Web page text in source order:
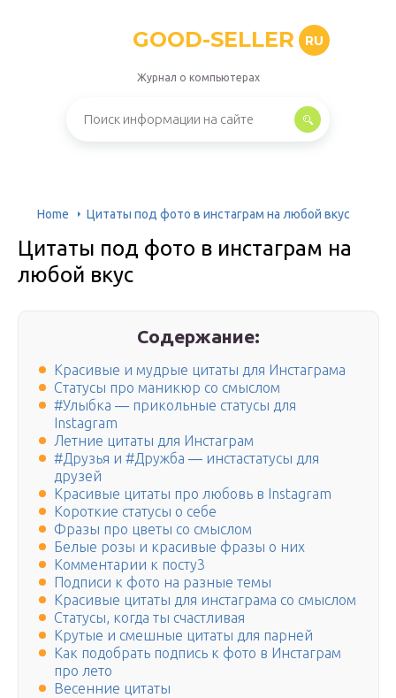
GOOD-SELLER RU
Журнал о компьютерах
Home Цитаты под фото в инстаграм на любой вкус
Цитаты под фото в инстаграм на
любой вкус
Содержание:
Красивые и мудрые цитаты для Инстаграма
Статусы про маникюр со смыслом
#Улыбка ― прикольные статусы для
Instagram
Летние цитаты для Инстаграм
#Друзья и #Дружба ― инстастатусы для
друзей
Красивые цитаты про любовь в Instagram
Короткие статусы о себе
Фразы про цветы со смыслом
Белые розы и красивые фразы о них
Комментарии к посту3
Подписи к фото на разные темы
Красивые цитаты для инстаграма со смыслом
Статусы, когда ты счастливая
Крутые и смешные цитаты для парней
Как подобрать подпись к фото в Инстаграм
про лето
Весенние цитаты